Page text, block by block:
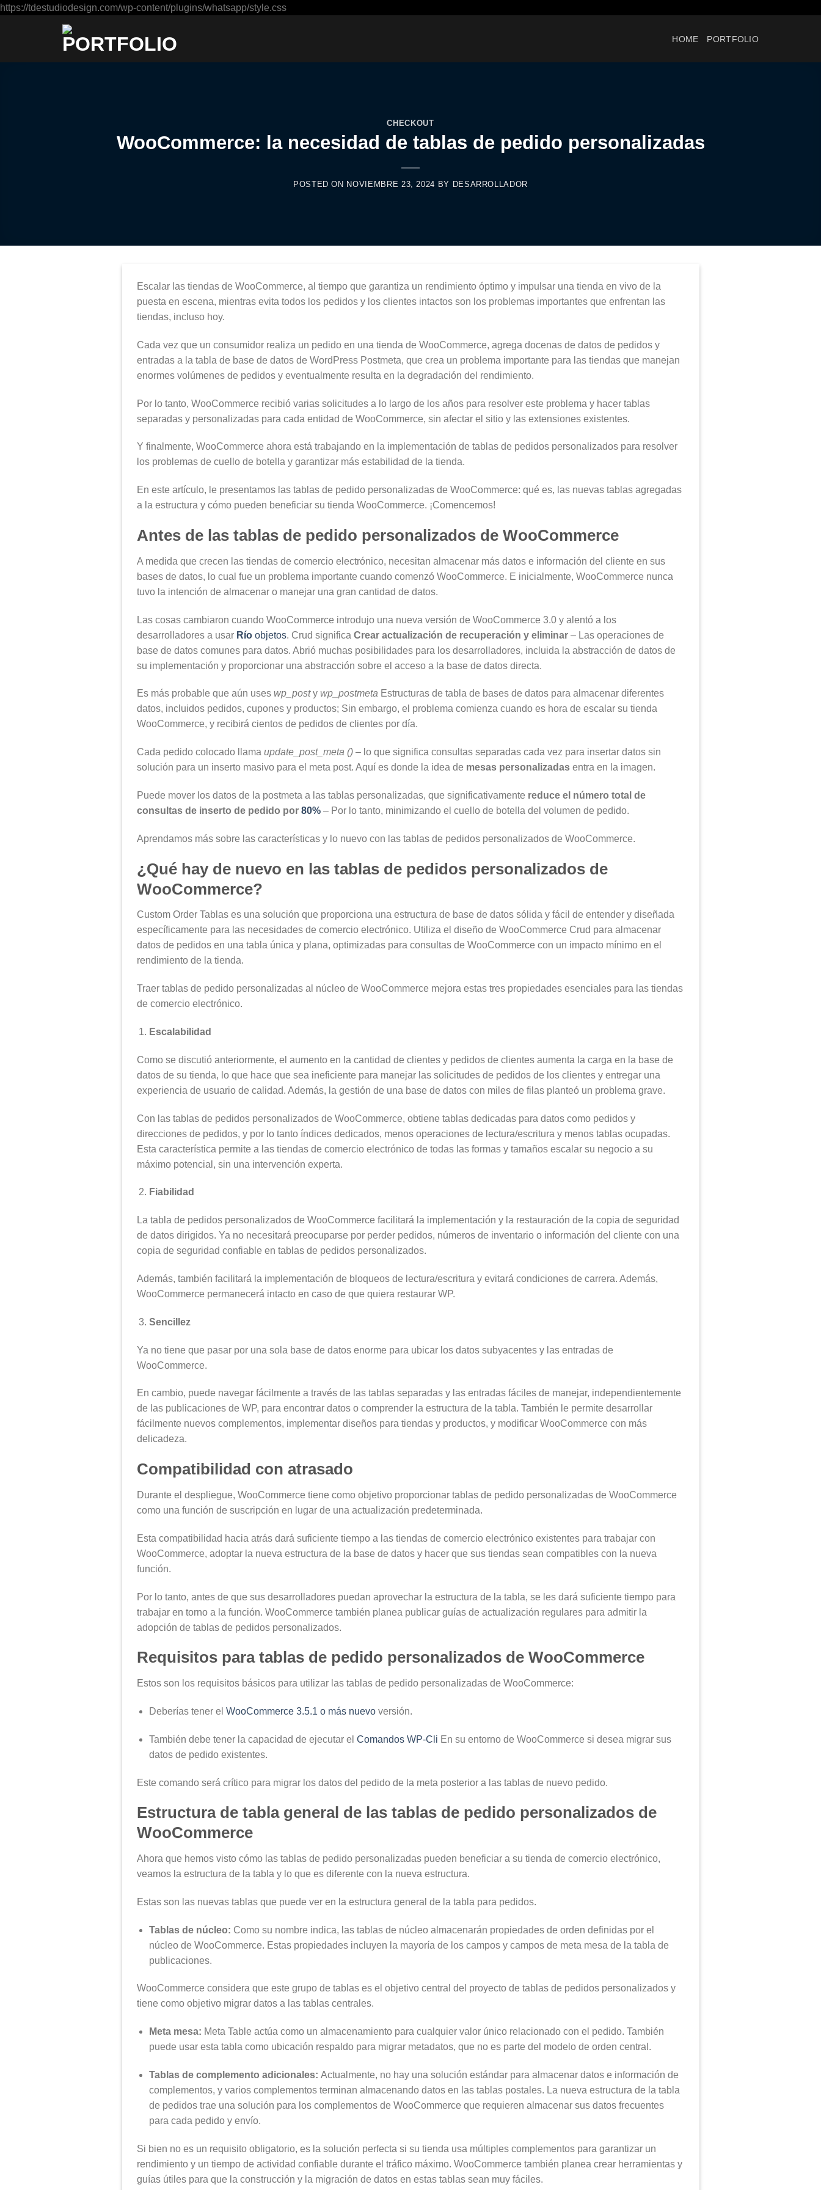
https://tdestudiodesign.com/wp-content/plugins/whatsapp/style.cssSaltar
HOME PORTFOLIO
CHECKOUT
WooCommerce: la necesidad de tablas de pedido personalizadas
POSTED ON NOVIEMBRE 23, 2024 BY DESARROLLADOR
Escalar las tiendas de WooCommerce, al tiempo que garantiza un rendimiento óptimo y impulsar una tienda en vivo de la
puesta en escena, mientras evita todos los pedidos y los clientes intactos son los problemas importantes que enfrentan las
tiendas, incluso hoy.
Cada vez que un consumidor realiza un pedido en una tienda de WooCommerce, agrega docenas de datos de pedidos y
entradas a la tabla de base de datos de WordPress Postmeta, que crea un problema importante para las tiendas que manejan
enormes volúmenes de pedidos y eventualmente resulta en la degradación del rendimiento.
Por lo tanto, WooCommerce recibió varias solicitudes a lo largo de los años para resolver este problema y hacer tablas
separadas y personalizadas para cada entidad de WooCommerce, sin afectar el sitio y las extensiones existentes.
Y finalmente, WooCommerce ahora está trabajando en la implementación de tablas de pedidos personalizados para resolver
los problemas de cuello de botella y garantizar más estabilidad de la tienda.
En este artículo, le presentamos las tablas de pedido personalizadas de WooCommerce: qué es, las nuevas tablas agregadas
a la estructura y cómo pueden beneficiar su tienda WooCommerce. ¡Comencemos!
Antes de las tablas de pedido personalizados de WooCommerce
A medida que crecen las tiendas de comercio electrónico, necesitan almacenar más datos e información del cliente en sus
bases de datos, lo cual fue un problema importante cuando comenzó WooCommerce. E inicialmente, WooCommerce nunca
tuvo la intención de almacenar o manejar una gran cantidad de datos.
Las cosas cambiaron cuando WooCommerce introdujo una nueva versión de WooCommerce 3.0 y alentó a los
desarrolladores a usar Río objetos. Crud significa Crear actualización de recuperación y eliminar– Las operaciones de
base de datos comunes para datos. Abrió muchas posibilidades para los desarrolladores, incluida la abstracción de datos de
su implementación y proporcionar una abstracción sobre el acceso a la base de datos directa.
Es más probable que aún uses wp_posty wp_postmeta Estructuras de tabla de bases de datos para almacenar diferentes
datos, incluidos pedidos, cupones y productos; Sin embargo, el problema comienza cuando es hora de escalar su tienda
WooCommerce, y recibirá cientos de pedidos de clientes por día.
Cada pedido colocado llama update_post_meta () – lo que significa consultas separadas cada vez para insertar datos sin
solución para un inserto masivo para el meta post. Aquí es donde la idea de mesas personalizadas entra en la imagen.
Puede mover los datos de la postmeta a las tablas personalizadas, que significativamente reduce el número total de
consultas de inserto de pedido por 80%– Por lo tanto, minimizando el cuello de botella del volumen de pedido.
Aprendamos más sobre las características y lo nuevo con las tablas de pedidos personalizados de WooCommerce.
¿Qué hay de nuevo en las tablas de pedidos personalizados de
WooCommerce?
Custom Order Tablas es una solución que proporciona una estructura de base de datos sólida y fácil de entender y diseñada
específicamente para las necesidades de comercio electrónico. Utiliza el diseño de WooCommerce Crud para almacenar
datos de pedidos en una tabla única y plana, optimizadas para consultas de WooCommerce con un impacto mínimo en el
rendimiento de la tienda.
Traer tablas de pedido personalizadas al núcleo de WooCommerce mejora estas tres propiedades esenciales para las tiendas
de comercio electrónico.
Escalabilidad
Como se discutió anteriormente, el aumento en la cantidad de clientes y pedidos de clientes aumenta la carga en la base de
datos de su tienda, lo que hace que sea ineficiente para manejar las solicitudes de pedidos de los clientes y entregar una
experiencia de usuario de calidad. Además, la gestión de una base de datos con miles de filas planteó un problema grave.
Con las tablas de pedidos personalizados de WooCommerce, obtiene tablas dedicadas para datos como pedidos y
direcciones de pedidos, y por lo tanto índices dedicados, menos operaciones de lectura/escritura y menos tablas ocupadas.
Esta característica permite a las tiendas de comercio electrónico de todas las formas y tamaños escalar su negocio a su
máximo potencial, sin una intervención experta.
Fiabilidad
La tabla de pedidos personalizados de WooCommerce facilitará la implementación y la restauración de la copia de seguridad
de datos dirigidos. Ya no necesitará preocuparse por perder pedidos, números de inventario o información del cliente con una
copia de seguridad confiable en tablas de pedidos personalizados.
Además, también facilitará la implementación de bloqueos de lectura/escritura y evitará condiciones de carrera. Además,
WooCommerce permanecerá intacto en caso de que quiera restaurar WP.
Sencillez
Ya no tiene que pasar por una sola base de datos enorme para ubicar los datos subyacentes y las entradas de
WooCommerce.
En cambio, puede navegar fácilmente a través de las tablas separadas y las entradas fáciles de manejar, independientemente
de las publicaciones de WP, para encontrar datos o comprender la estructura de la tabla. También le permite desarrollar
fácilmente nuevos complementos, implementar diseños para tiendas y productos, y modificar WooCommerce con más
delicadeza.
Compatibilidad con atrasado
Durante el despliegue, WooCommerce tiene como objetivo proporcionar tablas de pedido personalizadas de WooCommerce
como una función de suscripción en lugar de una actualización predeterminada.
Esta compatibilidad hacia atrás dará suficiente tiempo a las tiendas de comercio electrónico existentes para trabajar con
WooCommerce, adoptar la nueva estructura de la base de datos y hacer que sus tiendas sean compatibles con la nueva
función.
Por lo tanto, antes de que sus desarrolladores puedan aprovechar la estructura de la tabla, se les dará suficiente tiempo para
trabajar en torno a la función. WooCommerce también planea publicar guías de actualización regulares para admitir la
adopción de tablas de pedidos personalizados.
Requisitos para tablas de pedido personalizados de WooCommerce
Estos son los requisitos básicos para utilizar las tablas de pedido personalizadas de WooCommerce:
Deberías tener elWooCommerce 3.5.1 o más nuevoversión.
También debe tener la capacidad de ejecutar elComandos WP-Cli En su entorno de WooCommerce si desea migrar sus
datos de pedido existentes.
Este comando será crítico para migrar los datos del pedido de la meta posterior a las tablas de nuevo pedido.
Estructura de tabla general de las tablas de pedido personalizados de
WooCommerce
Ahora que hemos visto cómo las tablas de pedido personalizadas pueden beneficiar a su tienda de comercio electrónico,
veamos la estructura de la tabla y lo que es diferente con la nueva estructura.
Estas son las nuevas tablas que puede ver en la estructura general de la tabla para pedidos.
Tablas de núcleo: Como su nombre indica, las tablas de núcleo almacenarán propiedades de orden definidas por el
núcleo de WooCommerce. Estas propiedades incluyen la mayoría de los campos y campos de meta mesa de la tabla de
publicaciones.
WooCommerce considera que este grupo de tablas es el objetivo central del proyecto de tablas de pedidos personalizados y
tiene como objetivo migrar datos a las tablas centrales.
Meta mesa: Meta Table actúa como un almacenamiento para cualquier valor único relacionado con el pedido. También
puede usar esta tabla como ubicación respaldo para migrar metadatos, que no es parte del modelo de orden central.
Tablas de complemento adicionales:Actualmente, no hay una solución estándar para almacenar datos e información de
complementos, y varios complementos terminan almacenando datos en las tablas postales. La nueva estructura de la tabla
de pedidos trae una solución para los complementos de WooCommerce que requieren almacenar sus datos frecuentes
para cada pedido y envío.
Si bien no es un requisito obligatorio, es la solución perfecta si su tienda usa múltiples complementos para garantizar un
rendimiento y un tiempo de actividad confiable durante el tráfico máximo. WooCommerce también planea crear herramientas y
guías útiles para que la construcción y la migración de datos en estas tablas sean muy fáciles.